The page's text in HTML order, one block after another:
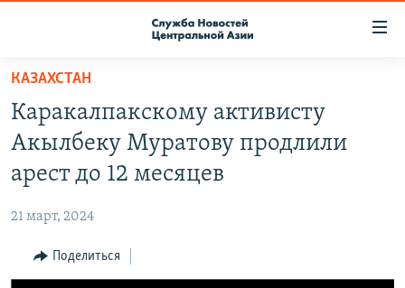
Вернуться
основному
содержанию
главной
навигации
Вернутся
ПОДПИСКА
НАСТОЯЩЕЕ ВРЕМЯ
МИГРАНТ МЕДИА
КАЗАХСТАН
Каракалпакскому активисту
Акылбеку Муратову продлили
арест до 12 месяцев
21 март, 2024
Поделиться